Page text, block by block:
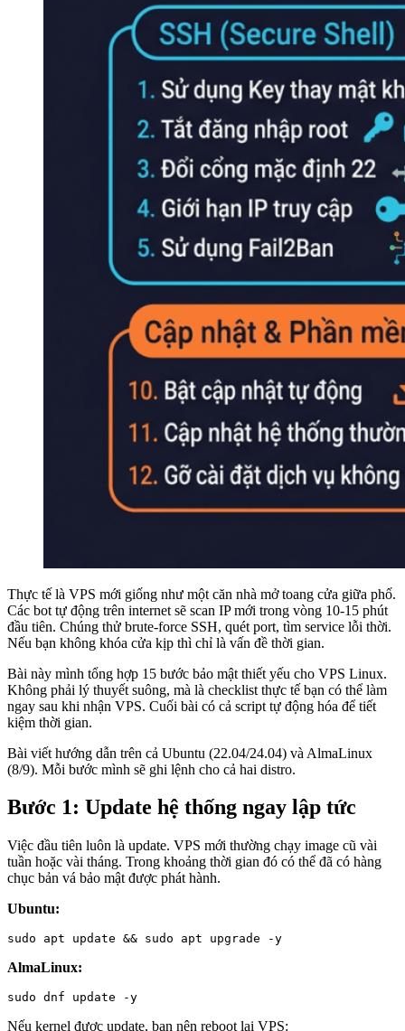
8. Hướng dẫn tạo và sử dụng SSH Key
9. Quản lý package trên Linux – apt và dnf cho VPS
10. Quản lý process trên Linux – ps, kill, htop cho VPS
11. Hướng dẫn phân tích, giải thích lệnh TOP trong
12. Systemd và quản lý service trên Linux VPS
13. Networking cơ bản trên Linux VPS – IP, DNS, curl
14. 20 lệnh Netstat để quản lý mạng Linux
15. 12 lệnh ss trên Linux hữu ích
16. Hướng dẫn sử dụng Ping và Tracert
17. Hướng dẫn cấu hình Static IP trên Ubuntu và
18. Firewall trên Linux VPS – UFW và firewalld từ cơ
19. Đọc log hệ thống trên Linux VPS – journalctl và
20. Grep, Pipe và Redirect trên Linux – Xử lý text như
21. Quản lý disk trên Linux VPS – kiểm tra dung lượng,
mount, lsblk, fdisk và mở rộng ổ đĩa
23. Hướng dẫn rsync dữ liệu giữa hai máy chủ không
24. Lệnh backup/import database MySQL/PostgreSQL
trên máy chủ Linux
25. Shell Scripting cơ bản trên Linux – Tự động hóa tác
28. Tạo Script khởi động lại MySQL khi bị stop trên máy
chủ Linux
30. Troubleshooting VPS Linux – Cách xủ lý sự cố VPS
phổ biến
Bảo mật
29. Checklist bảo mật VPS Linux – 15 bước thiết yếu
31. Tổng quan bảo mật VPS Linux – Hiểu rõ mối nguy
32. Bảo vệ SSH toàn diện trên Linux VPS
33. User và Permission nâng cao trên Linux VPS – Least
34. Firewall nâng cao trên Linux VPS – UFW và
firewalld cho production
35. CrowdSec trên Linux VPS – IDS thế hệ mới thay thế
Fail2ban
36. Cập nhật hệ thống tự động trên Linux VPS –
unattended-upgrades và dnf-automatic
38. Lynis – Tự kiểm tra bảo mật Linux VPS
hoạch toàn diện
Thực tế là VPS mới giống như một căn nhà mở toang cửa giữa phố.
Các bot tự động trên internet sẽ scan IP mới trong vòng 10-15 phút
đầu tiên. Chúng thử brute-force SSH, quét port, tìm service lỗi thời.
Nếu bạn không khóa cửa kịp thì chỉ là vấn đề thời gian.
Bài này mình tổng hợp 15 bước bảo mật thiết yếu cho VPS Linux.
Không phải lý thuyết suông, mà là checklist thực tế bạn có thể làm
ngay sau khi nhận VPS. Cuối bài có cả script tự động hóa để tiết
kiệm thời gian.
Bài viết hướng dẫn trên cả Ubuntu (22.04/24.04) và AlmaLinux
(8/9). Mỗi bước mình sẽ ghi lệnh cho cả hai distro.
Bước 1: Update hệ thống ngay lập tức
Việc đầu tiên luôn là update. VPS mới thường chạy image cũ vài
tuần hoặc vài tháng. Trong khoảng thời gian đó có thể đã có hàng
chục bản vá bảo mật được phát hành.
Ubuntu:
sudo apt update && sudo apt upgrade -y
AlmaLinux:
sudo dnf update -y
Nếu kernel được update, bạn nên reboot lại VPS: